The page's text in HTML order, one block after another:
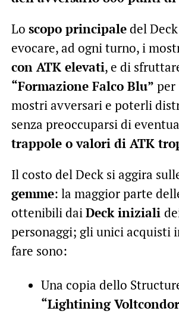
Lo scopo principaledel
evocare, ad ogni turno, i
con ATK elevati, e di
“Formazione Falco Blu” per
mostri avversari e poterli
senza preoccuparsi di
trappole o valori di ATK
Il costo del Deck si aggira
gemme: la maggior parte
ottenibili daiDeck iniziali
personaggi; gli unici acquisti
fare sono:
Una copia dello
“Lightining